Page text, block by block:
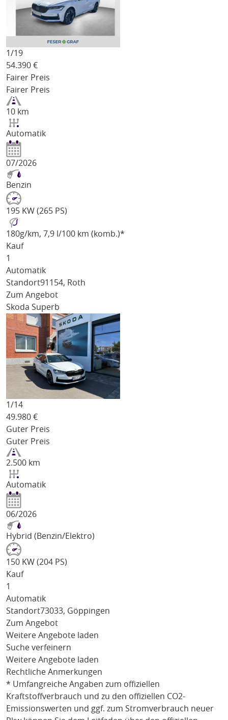
1/19
54.390 €
Fairer Preis
Fairer Preis
10 km
Automatik
07/2026
Benzin
195 KW (265 PS)
180g/km, 7,9 l/100 km (komb.)*
Kauf
1
Automatik
Standort91154, Roth
Zum Angebot
Skoda Superb
1/14
49.980 €
Guter Preis
Guter Preis
2.500 km
Automatik
06/2026
Hybrid (Benzin/Elektro)
150 KW (204 PS)
Kauf
1
Automatik
Standort73033, Göppingen
Zum Angebot
Weitere Angebote laden
Suche verfeinern
Weitere Angebote laden
Rechtliche Anmerkungen
* Umfangreiche Angaben zum offiziellen
Kraftstoffverbrauch und zu den offiziellen CO2-
Emissionswerten und ggf. zum Stromverbrauch neuer